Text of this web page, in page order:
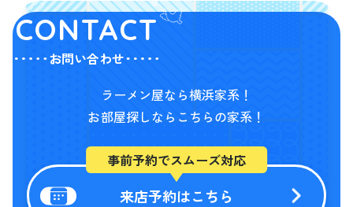
CONTACT
お問い合わせ
ラーメン屋なら横浜家系！
お部屋探しならこちらの家系！
事前予約でスムーズ対応
来店予約はこちら